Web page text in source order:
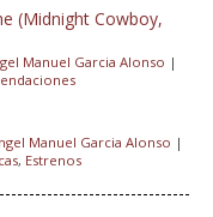
(Midnight Cowboy,
Manuel Garcia Alonso |
Manuel Garcia Alonso |
, Estrenos